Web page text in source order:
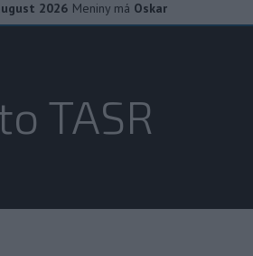
2026 Meniny má Oskar
TASR